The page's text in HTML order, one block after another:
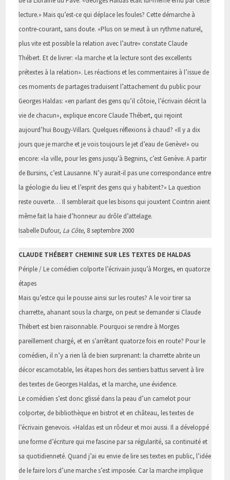
lecture.» Mais qu’est-ce qui déplace les foules? Cette démarche à
contre-courant, sans doute. «Plus on se meut à un rythme naturel,
plus vite est possible la relation avec l’autre» constate Claude
Thébert. Et de livrer: «la marche et la lecture sont des excellents
prétextes à la relation». Les réactions et les commentaires à l’issue de
ces moments de partages traduisent l’attachement du public pour
Georges Haldas: «en parlant des gens qu’il côtoie, l’écrivain décrit la
vie de chacun», explique encore Claude Thébert, qui rejoint
aujourd’hui Bougy-Villars. Quelques réflexions à chaud? «Il y a dix
jours que je marche et je vois toujours le jet d’eau de Genève!» ou
encore: «la ville, pour les gens jusqu’à Begnins, c’est Genève. A partir
de Bursins, c’est Lausanne. N’y aurait-il pas une correspondance entre
la géologie du lieu et l’esprit des gens qui y habitent?» La question
reste ouverte… Il semblerait que les bisons qui jouxtent Cointrin aient
même fait la haie d’honneur au drôle d’attelage.
Isabelle Dufour, La Côte, 8 septembre 2000
CLAUDE THÉBERT CHEMINE SUR LES TEXTES DE HALDAS
Périple / Le comédien colporte l’écrivain jusqu’à Morges, en quatorze
étapes
Mais qu’estce qui le pousse ainsi sur les routes? A le voir tirer sa
charrette, ahanant sous la charge, on peut se demander si Claude
Thébert est bien raisonnable. Pourquoi se rendre à Morges
pareillement chargé, et en s’arrêtant quatorze fois en route? Pour le
comédien, il n’y a rien là de bien surprenant: la charrette abrite un
décor escamotable, les étapes hors des sentiers battus servent à lire
des textes de Georges Haldas, et la marche, une évidence.
Le comédien s’est donc glissé dans la peau d’un camelot pour
colporter, de bibliothèque en bistrot et en château, les textes de
l’écrivain genevois. «Haldas est un rôdeur et moi aussi. Il a développé
une forme d’écriture qui me fascine par sa régularité, sa continuité et
sa quotidienneté. Quand j’ai eu envie de lire ses textes en public, l’idée
de le faire lors d’une marche s’est imposée. Car la marche implique